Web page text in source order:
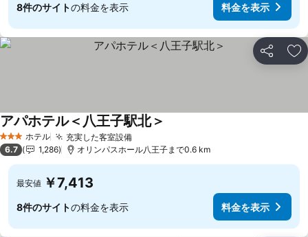
8件のサイトの料金を表示 料金を表示
シェア お
3 ホテルのランク
ホテル 充実した客室設備
アパホテル＜八王子駅北＞
6.7 1,286 オリンパスホール八王子まで0.6 km
最安値 ￥7,413
8件のサイトの料金を表示 料金を表示